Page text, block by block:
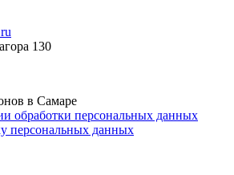
130
в Самаре
обработки персональных данных
персональных данных